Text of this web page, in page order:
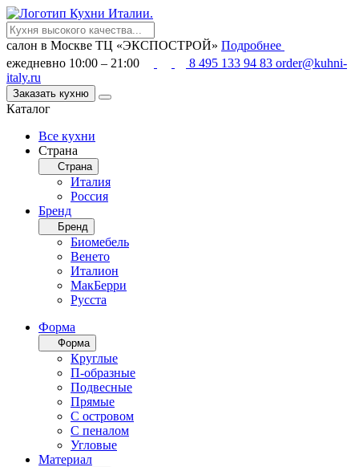
салон в Москве ТЦ «ЭКСПОСТРОЙ» Подробнее
ежедневно 10:00 – 21:00
8 495 133 94 83 order@kuhni-
italy.ru
Заказать кухню
Каталог
Все кухни
Страна
Страна
Италия
Россия
Бренд
Бренд
Биомебель
Венето
Италион
МакБерри
Русста
Форма
Форма
Круглые
П-образные
Подвесные
Прямые
С островом
С пеналом
Угловые
Материал